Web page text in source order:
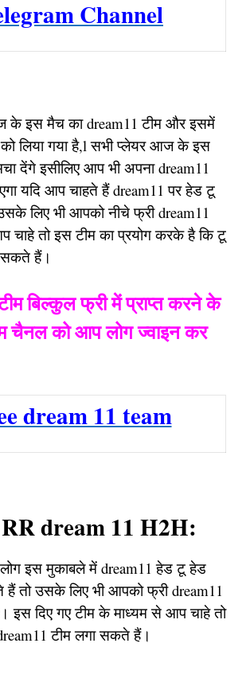
Channel
के इस मैच का dream11 टीम और इसमें
लिया गया है,l सभी प्लेयर आज के इस
देंगे इसीलिए आप भी अपना dream11
यदि आप चाहते हैं dream11 पर हेड टू
लिए भी आपको नीचे फ्री dream11
चाहे तो इस टीम का प्रयोग करके है कि टू
सकते हैं।
बिल्कुल फ्री में प्राप्त करने के
चैनल को आप लोग ज्वाइन कर
dream 11 team
dream 11 H2H:
इस मुकाबले में dream11 हेड टू हेड
हैं तो उसके लिए भी आपको फ्री dream11
इस दिए गए टीम के माध्यम से आप चाहे तो
टीम लगा सकते हैं।